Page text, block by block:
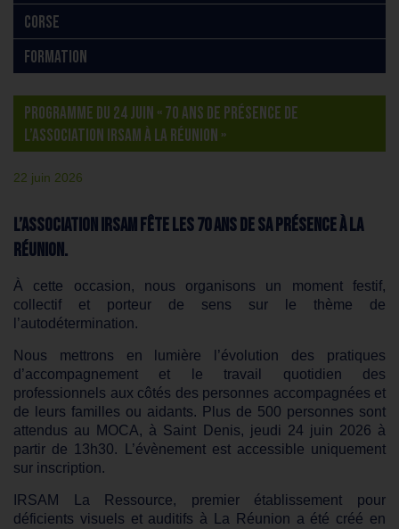
CORSE
FORMATION
PROGRAMME DU 24 JUIN « 70 ANS DE PRÉSENCE DE
L’ASSOCIATION IRSAM À LA RÉUNION »
22 juin 2026
L’Association IRSAM fête les70ansde sa présenceàLa
Réunion.
À cette occasion, nous organisons un moment festif,
collectif et porteur de sens sur le thème de
l’autodétermination.
Nous mettrons en lumière l’évolution des pratiques
d’accompagnement et le travail quotidien des
professionnels aux côtés des personnes accompagnées et
de leurs familles ou aidants. Plus de 500 personnes sont
attendus au MOCA, à Saint Denis, jeudi 24 juin 2026 à
partir de 13h30. L’évènement est accessible uniquement
sur inscription.
IRSAM La Ressource, premier établissement pour
déficients visuels et auditifs à La Réunion a été créé en